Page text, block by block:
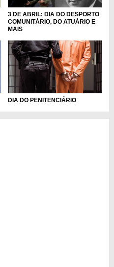
3 DE ABRIL: DIA DO DESPORTO
COMUNITÁRIO, DO ATUÁRIO E
MAIS
DIA DO PENITENCIÁRIO